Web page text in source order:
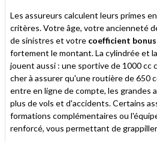
Les assureurs calculent leurs primes
critères. Votre âge, votre ancienneté
de sinistres et votre coefficient
fortement le montant. La cylindrée et
jouent aussi : une sportive de 1000 cc
cher à assurer qu'une routière de 650
entre en ligne de compte, les grandes
plus de vols et d'accidents. Certains
formations complémentaires ou
renforcé, vous permettant de